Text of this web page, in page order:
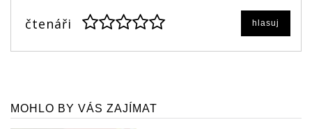
čtenáři hlasuj
MOHLO BY VÁS ZAJÍMAT